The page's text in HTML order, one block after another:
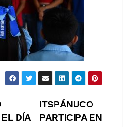
ITSPÁNUCO
PARTICIPA EN
DÍA